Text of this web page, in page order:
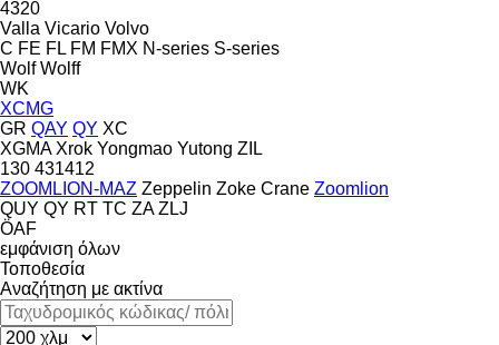
4320
Valla Vicario Volvo
C FE FL FM FMX N-series S-series
Wolf Wolff
WK
XCMG
GR QAY QY XC
XGMA Xrok Yongmao Yutong ZIL
130 431412
ZOOMLION-MAZ Zeppelin Zoke Crane Zoomlion
QUY QY RT TC ZA ZLJ
ÖAF
εμφάνιση όλων
Τοποθεσία
Αναζήτηση με ακτίνα